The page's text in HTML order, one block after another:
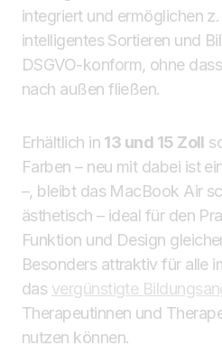
integriert und ermöglichen
intelligentes Sortieren und
DSGVO-konform, ohne
nach außen fließen.
Erhältlich in 13 und 15 Zoll
Farben – neu mit dabei ist
–, bleibt das MacBook Air
ästhetisch – ideal für den
Funktion und Design
Besonders attraktiv für alle
das vergünstigte
Therapeutinnen und
nutzen können.